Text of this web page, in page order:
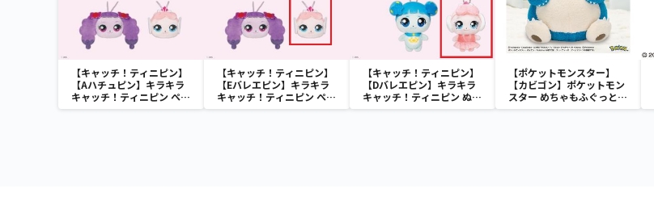
【キャッチ！ティニピン】
【Aハチュピン】キラキラ
キャッチ！ティニピン ぺた
んこフェイスちびマスコッ
【キャッチ！ティニピン】
【Eバレエピン】キラキラ
キャッチ！ティニピン ぺた
んこフェイスちびマスコッ
【キャッチ！ティニピン】
【Dバレエピン】キラキラ
キャッチ！ティニピン ぬい
ぐるみ Part2
【ポケットモンスター】
【カビゴン】ポケットモン
スター めちゃもふぐっと
ほっこりいやされぬいぐる